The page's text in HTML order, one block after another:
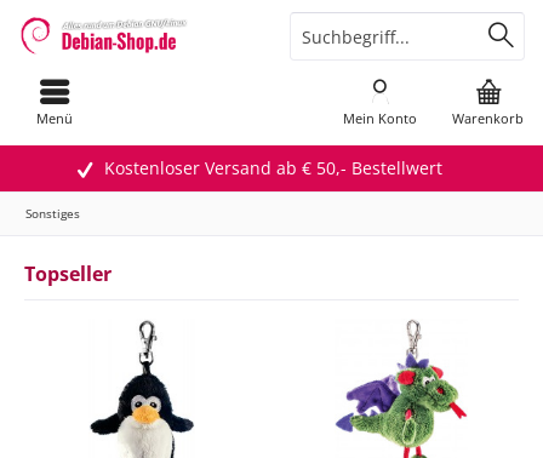
Kostenloser Versand ab € 50,- Bestellwert
Menü Warenkorb
Mein Konto
Sonstiges
Topseller